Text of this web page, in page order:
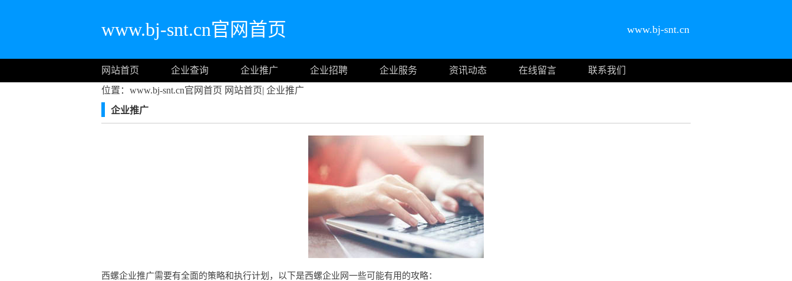
www.bj-snt.cn官网首页 www.bj-snt.cn
网站首页 企业查询 企业推广 企业招聘 企业服务 资讯动态 在线留言
联系我们
位置：www.bj-snt.cn官网首页 网站首页| 企业推广
企业推广
西螺企业推广需要有全面的策略和执行计划，以下是西螺企业网一些可能有用的攻略：